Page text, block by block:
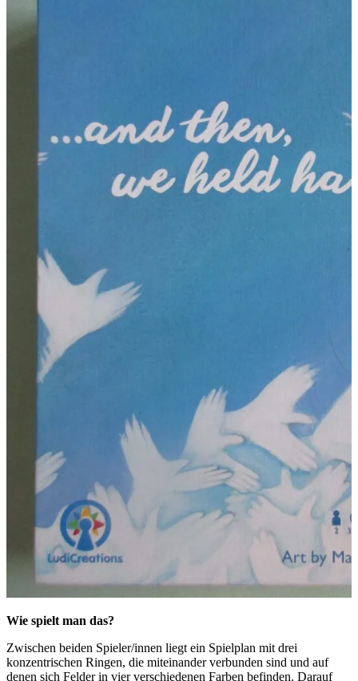
Wie spielt man das?
Zwischen beiden Spieler/innen liegt ein Spielplan mit drei
konzentrischen Ringen, die miteinander verbunden sind und auf
denen sich Felder in vier verschiedenen Farben befinden. Darauf